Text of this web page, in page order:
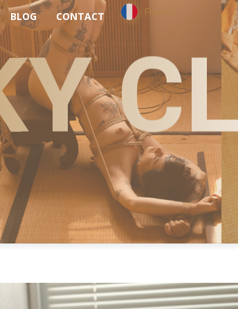
BLOG CONTACT French